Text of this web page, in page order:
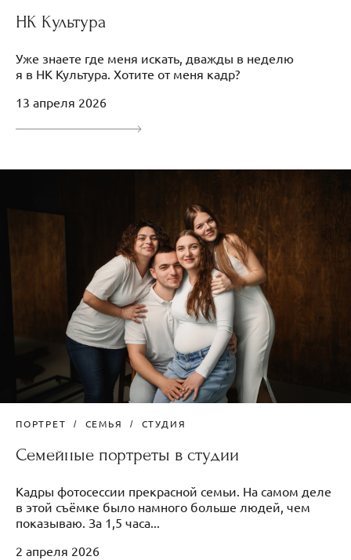
НК Культура
Уже знаете где меня искать, дважды в неделю
я в НК Культура. Хотите от меня кадр?
13 апреля 2026
ПОРТРЕТ СЕМЬЯ СТУДИЯ
Семейные портреты в студии
Кадры фотосессии прекрасной семьи. На самом деле
в этой съёмке было намного больше людей, чем
показываю. За 1,5 часа...
2 апреля 2026